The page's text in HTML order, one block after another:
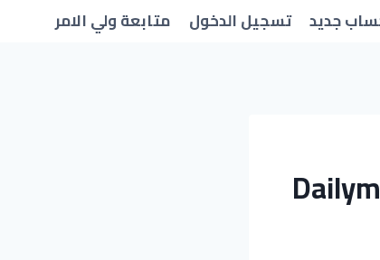
جديد تسجيل الدخول متابعة ولي الامر